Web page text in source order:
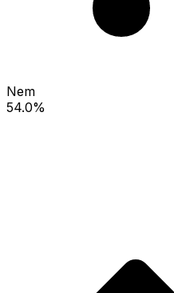
Nem
54.0%